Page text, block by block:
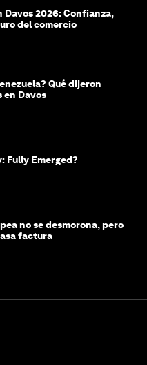
Davos 2026: Confianza,
del comercio
Qué dijeron
en Davos
Fully Emerged?
no se desmorona, pero
factura